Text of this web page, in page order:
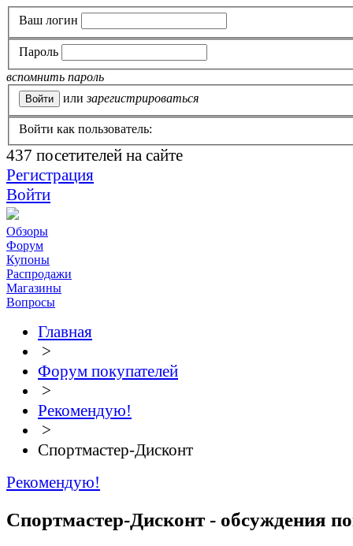
Ваш логин
Пароль
вспомнить пароль
или зарегистрироваться
Войти как пользователь:
437 посетителей на сайте
Регистрация
Войти
Обзоры
Форум
Купоны
Распродажи
Магазины
Вопросы
Главная
>
Форум покупателей
>
Рекомендую!
>
Спортмастер-Дисконт
Рекомендую!
Спортмастер-Дисконт - обсуждения